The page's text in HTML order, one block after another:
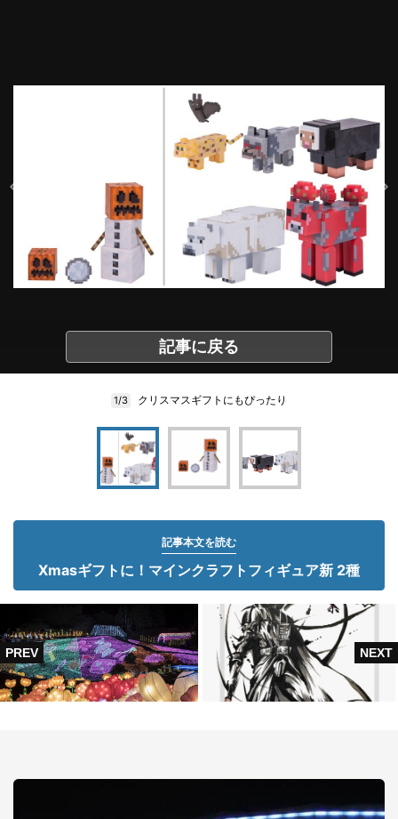
記事に戻る
1/3 クリスマスギフトにもぴったり
記事本文を読む
Xmasギフトに！マインクラフトフィギュア新 2種